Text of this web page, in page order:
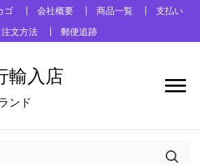
ゴ 会社概要 商品一覧
支払い
注文方法
郵便追跡
輸入店
ンド